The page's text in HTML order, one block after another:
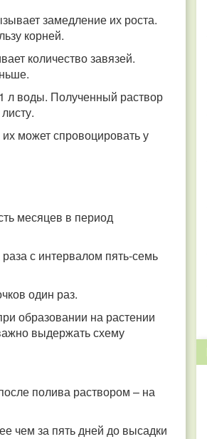
замедление их роста.
корней.
количество завязей.
л воды. Полученный раствор
может спровоцировать у
месяцев в период
с интервалом пять-семь
один раз.
образовании на растении
выдержать схему
полива раствором – на
чем за пять дней до высадки